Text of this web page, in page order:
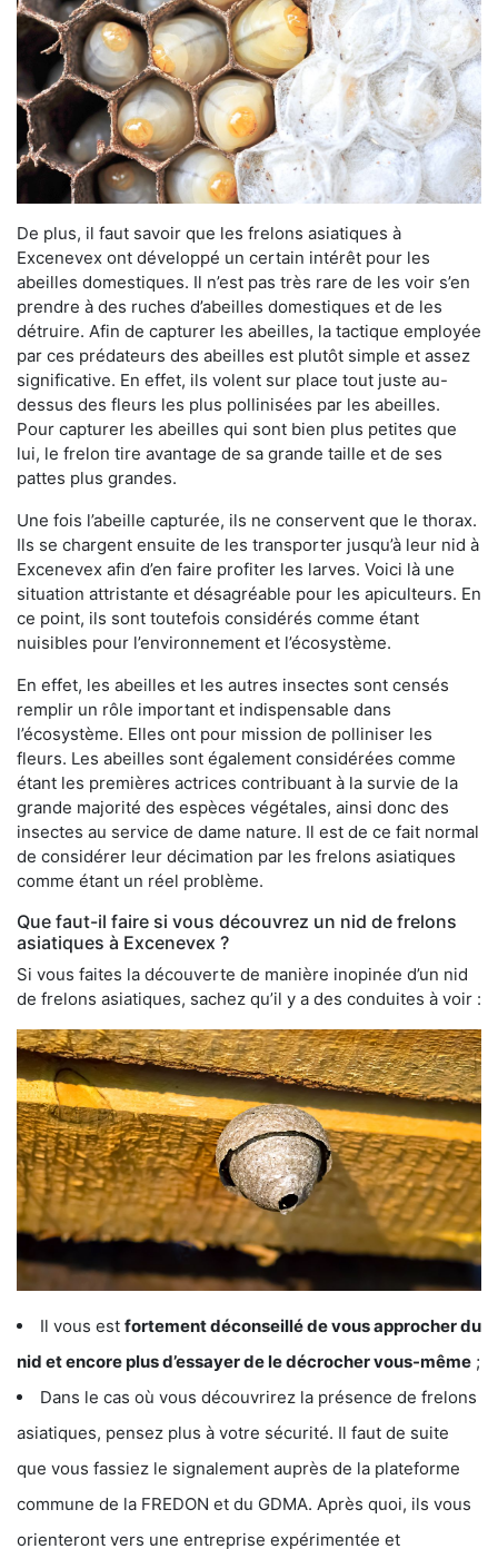
De plus, il faut savoir que les frelons asiatiques à
Excenevex ont développé un certain intérêt pour les
abeilles domestiques. Il n’est pas très rare de les voir s’en
prendre à des ruches d’abeilles domestiques et de les
détruire. Afin de capturer les abeilles, la tactique employée
par ces prédateurs des abeilles est plutôt simple et assez
significative. En effet, ils volent sur place tout juste au-
dessus des fleurs les plus pollinisées par les abeilles.
Pour capturer les abeilles qui sont bien plus petites que
lui, le frelon tire avantage de sa grande taille et de ses
pattes plus grandes.
Une fois l’abeille capturée, ils ne conservent que le thorax.
Ils se chargent ensuite de les transporter jusqu’à leur nid à
Excenevex afin d’en faire profiter les larves. Voici là une
situation attristante et désagréable pour les apiculteurs. En
ce point, ils sont toutefois considérés comme étant
nuisibles pour l’environnement et l’écosystème.
En effet, les abeilles et les autres insectes sont censés
remplir un rôle important et indispensable dans
l’écosystème. Elles ont pour mission de polliniser les
fleurs. Les abeilles sont également considérées comme
étant les premières actrices contribuant à la survie de la
grande majorité des espèces végétales, ainsi donc des
insectes au service de dame nature. Il est de ce fait normal
de considérer leur décimation par les frelons asiatiques
comme étant un réel problème.
Que faut-il faire si vous découvrez un nid de frelons
asiatiques à Excenevex ?
Si vous faites la découverte de manière inopinée d’un nid
de frelons asiatiques, sachez qu’il y a des conduites à voir :
Il vous est fortement déconseillé de vous approcher du
nid et encore plus d’essayer de le décrocher vous-même ;
Dans le cas où vous découvrirez la présence de frelons
asiatiques, pensez plus à votre sécurité. Il faut de suite
que vous fassiez le signalement auprès de la plateforme
commune de la FREDON et du GDMA. Après quoi, ils vous
orienteront vers une entreprise expérimentée et